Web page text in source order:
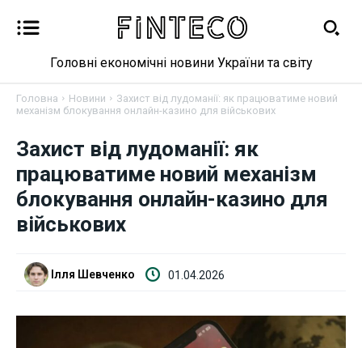
Новини
Бізнес
Валютний ринок
Головні економічні новини України та світу
Головна Новини
Захист від лудоманії: як працюватиме новий
механізм блокування онлайн-казино для військових
Захист від лудоманії: як
працюватиме новий механізм
блокування онлайн-казино для
військових
Ілля Шевченко 01.04.2026